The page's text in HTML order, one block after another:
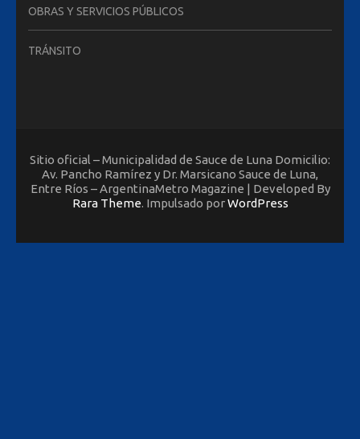
OBRAS Y SERVICIOS PÚBLICOS
TRÁNSITO
Sitio oficial – Municipalidad de Sauce de Luna Domicilio:
Av. Pancho Ramírez y Dr. Marsicano Sauce de Luna,
Entre Ríos – ArgentinaMetro Magazine | Developed By
Rara Theme. Impulsado porWordPress